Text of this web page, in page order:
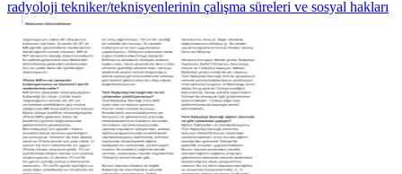
radyoloji tekniker/teknisyenlerinin çalışma süreleri ve sosyal hakları